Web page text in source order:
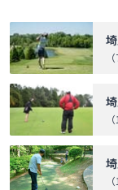
（
（
（